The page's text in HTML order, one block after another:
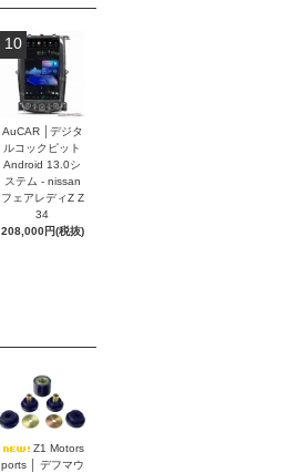
10
AuCAR │デジタ
ルコックピット
Android 13.0シ
ステム - nissan
フェアレディZ Z
34
208,000円(税抜)
Z1 Motors
ports │ デフマウ